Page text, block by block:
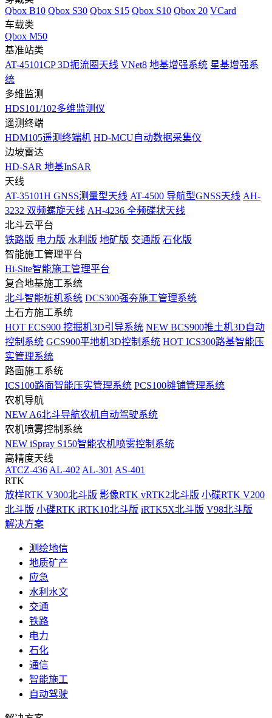
Qbox B10 Qbox S30 Qbox S15 Qbox S10 Qbox 20 VCard
车载类
Qbox M50
基准站类
AT-45101CP 3D扼流圈天线 VNet8 地基增强系统 星基增强系
统
多维监测
HDS101/102多维监测仪
遥测终端
HDM105遥测终端机 HD-MCU自动数据采集仪
边坡雷达
HD-SAR 地基InSAR
天线
AT-35101H GNSS测量型天线 AT-4500 导航型GNSS天线 AH-
3232 双频螺旋天线 AH-4236 全频碟状天线
北斗云平台
铁路版 电力版 水利版 地矿版 交通版 石化版
智能施工管理平台
Hi-Site智能施工管理平台
复合地基施工系统
北斗智能桩机系统 DCS300强夯施工管理系统
土石方施工系统
HOT ECS900 挖掘机3D引导系统 NEW BCS900推土机3D自动
控制系统 GCS900平地机3D控制系统 HOT ICS300路基智能压
实管理系统
路面施工系统
ICS100路面智能压实管理系统 PCS100摊铺管理系统
农机导航
NEW A6北斗导航农机自动驾驶系统
农机喷雾控制系统
NEW iSpray S150智能农机喷雾控制系统
高精度天线
ATCZ-436 AL-402 AL-301 AS-401
RTK
放样RTK V300北斗版 影像RTK vRTK2北斗版 小碟RTK V200
北斗版 小碟RTK iRTK10北斗版 iRTK5X北斗版 V98北斗版
解决方案
测绘地信
地质矿产
应急
水利水文
交通
铁路
电力
石化
通信
智能施工
自动驾驶